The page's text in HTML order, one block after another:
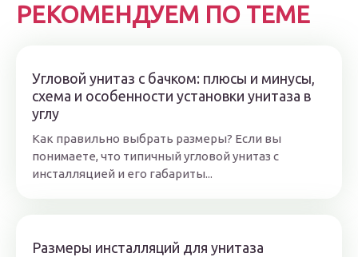
РЕКОМЕНДУЕМ ПО ТЕМЕ
Угловой унитаз с бачком: плюсы и минусы,
схема и особенности установки унитаза в
углу
Как правильно выбрать размеры? Если вы
понимаете, что типичный угловой унитаз с
инсталляцией и его габариты...
Размеры инсталляций для унитаза